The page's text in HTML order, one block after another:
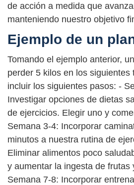
de acción a medida que
manteniendo nuestro objetivo
Ejemplo de un
Tomando el ejemplo anterior,
perder 5 kilos en los siguientes
incluir los siguientes pasos: -
Investigar opciones de dietas
de ejercicios. Elegir uno y
Semana 3-4: Incorporar
minutos a nuestra rutina de
Eliminar alimentos poco
y aumentar la ingesta de frutas
Semana 7-8: Incorporar